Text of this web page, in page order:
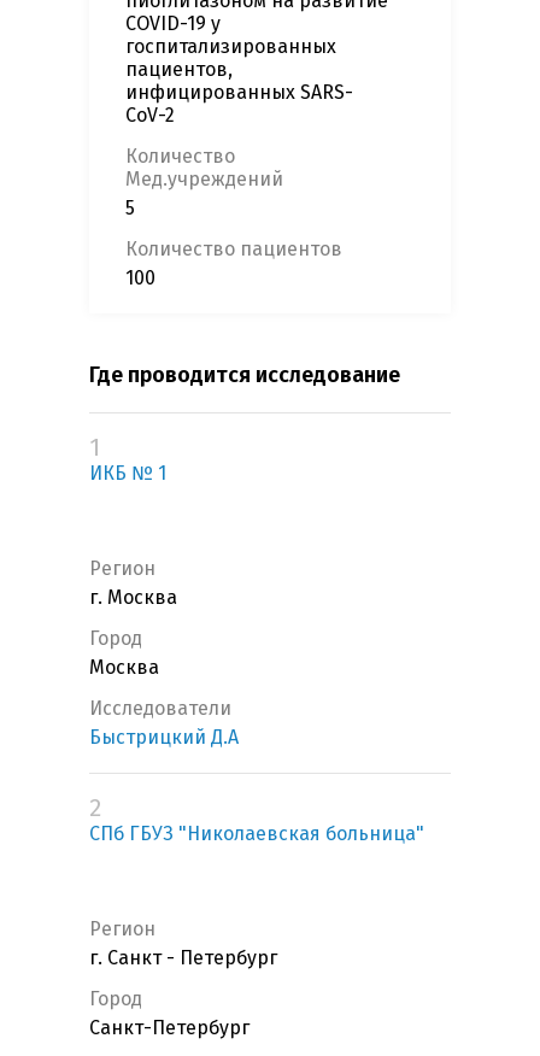
COVID-19 у
госпитализированных
пациентов,
инфицированных SARS-
CoV-2
Количество
Мед.учреждений
5
Количество пациентов
100
Где проводится исследование
1
ИКБ № 1
Регион
г. Москва
Город
Москва
Исследователи
Быстрицкий Д.А
2
СПб ГБУЗ "Николаевская больница"
Регион
г. Санкт - Петербург
Город
Санкт-Петербург